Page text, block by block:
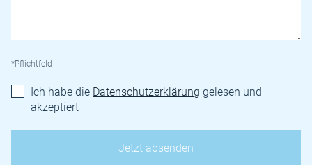
*Pflichtfeld
Ich habe die Datenschutzerklärung gelesen und
akzeptiert